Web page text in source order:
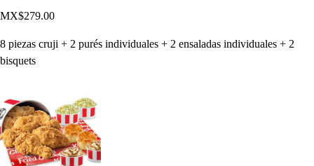
MX$279.00
8 piezas cruji + 2 purés individuales + 2 ensaladas individuales + 2
bisquets